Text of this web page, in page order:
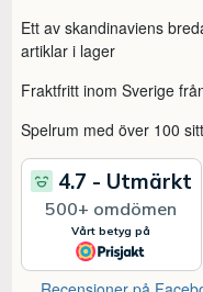
Ett av skandinaviens
artiklar i lager
Fraktfritt inom Sverige
Spelrum med över 100